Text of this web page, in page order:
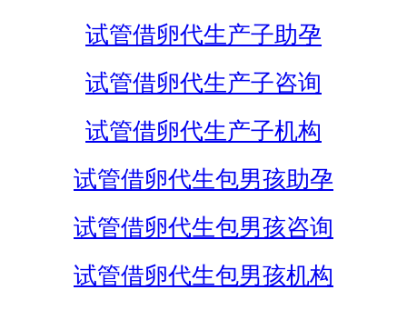
试管借卵代生产子助孕
试管借卵代生产子咨询
试管借卵代生产子机构
试管借卵代生包男孩助孕
试管借卵代生包男孩咨询
试管借卵代生包男孩机构